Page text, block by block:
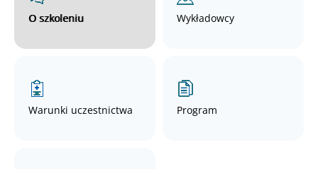
O szkoleniu Wykładowcy
Warunki uczestnictwa Program